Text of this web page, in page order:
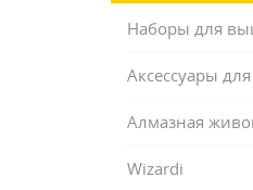
Наборы для
Аксессуары
Алмазная
Wizardi